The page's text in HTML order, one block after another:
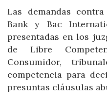
Las demandas
Bank y Bac
presentadas en los
de Libre
Consumidor,
competencia para
presuntas cláusulas